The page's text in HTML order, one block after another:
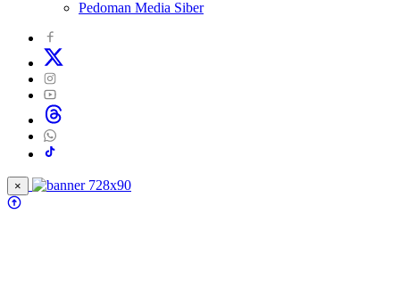
Pedoman Media Siber
×